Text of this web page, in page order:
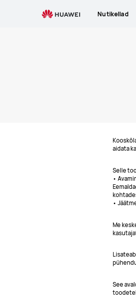
juurdepääsetavus
Nutikellad
aidata
Selle
•
•
Me
See